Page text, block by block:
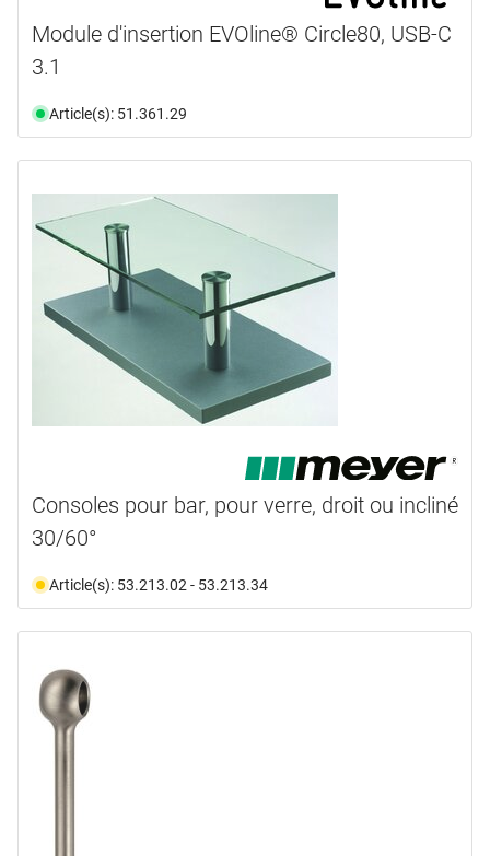
Module d'insertion EVOline® Circle80, USB-C
3.1
Article(s): 51.361.29
Consoles pour bar, pour verre, droit ou incliné
30/60°
Article(s): 53.213.02 - 53.213.34